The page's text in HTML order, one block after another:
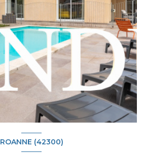
ROANNE (42300)